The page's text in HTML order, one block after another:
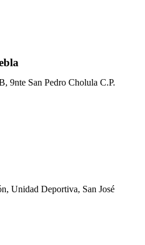
9nte San Pedro Cholula C.P.
Unidad Deportiva, San José